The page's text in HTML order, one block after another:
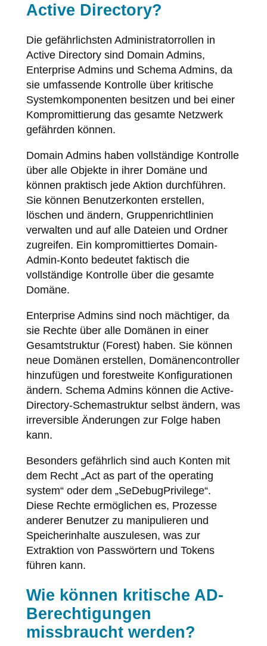
Active Directory?
Die gefährlichsten Administratorrollen in
Active Directory sind Domain Admins,
Enterprise Admins und Schema Admins, da
sie umfassende Kontrolle über kritische
Systemkomponenten besitzen und bei einer
Kompromittierung das gesamte Netzwerk
gefährden können.
Domain Admins haben vollständige Kontrolle
über alle Objekte in ihrer Domäne und
können praktisch jede Aktion durchführen.
Sie können Benutzerkonten erstellen,
löschen und ändern, Gruppenrichtlinien
verwalten und auf alle Dateien und Ordner
zugreifen. Ein kompromittiertes Domain-
Admin-Konto bedeutet faktisch die
vollständige Kontrolle über die gesamte
Domäne.
Enterprise Admins sind noch mächtiger, da
sie Rechte über alle Domänen in einer
Gesamtstruktur (Forest) haben. Sie können
neue Domänen erstellen, Domänencontroller
hinzufügen und forestweite Konfigurationen
ändern. Schema Admins können die Active-
Directory-Schemastruktur selbst ändern, was
irreversible Änderungen zur Folge haben
kann.
Besonders gefährlich sind auch Konten mit
dem Recht „Act as part of the operating
system“ oder dem „SeDebugPrivilege“.
Diese Rechte ermöglichen es, Prozesse
anderer Benutzer zu manipulieren und
Speicherinhalte auszulesen, was zur
Extraktion von Passwörtern und Tokens
führen kann.
Wie können kritische AD-
Berechtigungen
missbraucht werden?